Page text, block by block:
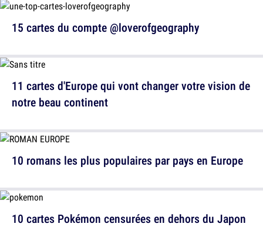
15 cartes du compte @loverofgeography
10 romans les plus populaires par pays en Europe
11 cartes d'Europe qui vont changer votre vision de
notre beau continent
10 cartes Pokémon censurées en dehors du Japon